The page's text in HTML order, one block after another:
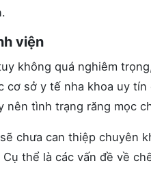
viện
không quá nghiêm
cơ sở y tế nha khoa uy
nên tình trạng răng mọc
chưa can thiệp chuyên
thể là các vấn đề về